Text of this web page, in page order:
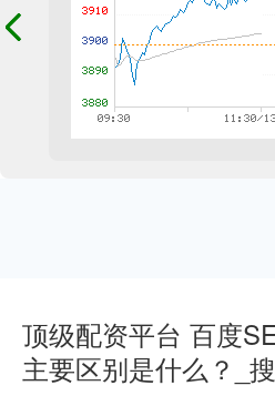
顶级配资平台 百度
主要区别是什么？_